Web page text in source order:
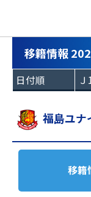
移籍情報
福島ユナ
移籍